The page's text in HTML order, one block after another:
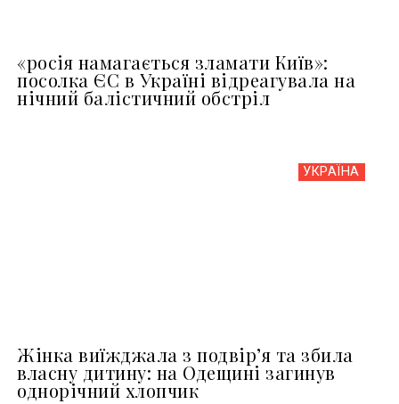
«росія намагається зламати Київ»:
посолка ЄС в Україні відреагувала на
нічний балістичний обстріл
УКРАЇНА
Жінка виїжджала з подвір’я та збила
власну дитину: на Одещині загинув
однорічний хлопчик